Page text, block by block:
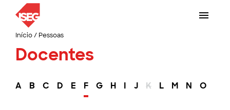
Início/ Pessoas
Docentes
A B C D E F G H I J K L M N O